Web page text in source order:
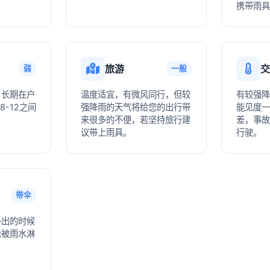
携带雨
弱
期在户
12之间
旅游 一般
温度适宜，有微风同行，但较
强降雨的天气将给您的出行带
来很多的不便，若坚持旅行建
议带上雨具。
有较强
能见度
差，事
行驶。
带伞
的时候
雨水淋